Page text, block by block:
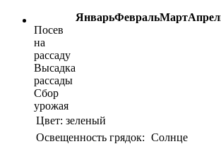
ЯнварьФевральМарт
Посев
на
рассаду
Высадка
рассады
Сбор
урожая
Цвет: зеленый
Освещенность грядок: Солнце